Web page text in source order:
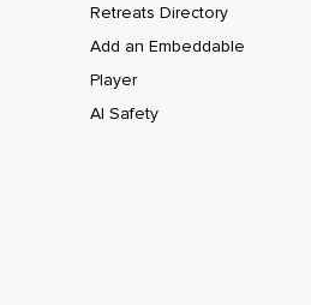
sich und wir sagen bei.
zweimal.
Retreats Directory
Add an Embeddable
Player
AI Safety